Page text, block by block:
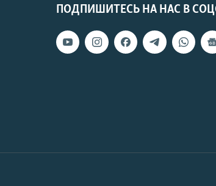
ПОДПИШИТЕСЬ НА НАС В